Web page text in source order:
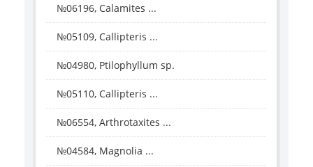
№06196, Calamites ...
№05109, Callipteris ...
№04980, Ptilophyllum sp.
№05110, Callipteris ...
№06554, Arthrotaxites ...
№04584, Magnolia ...